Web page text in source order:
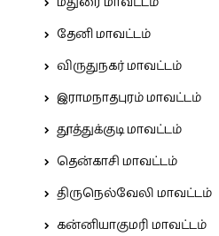
தேனி மாவட்டம்
விருதுநகர் மாவட்டம்
இராமநாதபுரம் மாவட்டம்
தூத்துக்குடி மாவட்டம்
தென்காசி மாவட்டம்
திருநெல்வேலி மாவட்டம்
கன்னியாகுமரி மாவட்டம்